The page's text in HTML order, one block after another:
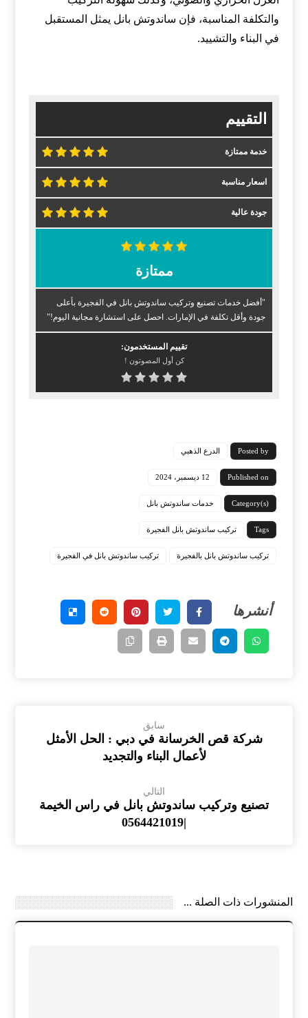
والتكلفة المناسبة، فإن ساندوتش بانل يمثل المستقبل
في البناء والتشييد.
التقييم
خدمة ممتازة
اسعار مناسبة
جودة عالية
ممتازة
"أفضل خدمات تصنيع وتركيب ساندوتش بانل في الفجيرة بأعلى
جودة وأقل تكلفة في الإمارات. احصل على استشارة مجانية اليوم!"
تقييم المستخدمون:
كن أول المصوتون !
Posted by الدرع الذهبي
Published on 12 ديسمبر، 2024
Category(s) خدمات ساندوتش بانل
Tags تركيب ساندوتش بانل الفجيرة
تركيب ساندوتش بانل بالفجيرة تركيب ساندوتش بانل في الفجيرة
سابق
شركة قص الخرسانة في دبي : الحل الأمثل
لأعمال البناء والتجديد
التالي
تصنيع وتركيب ساندوتش بانل في راس الخيمة
|0564421019
المنشورات ذات الصلة ...